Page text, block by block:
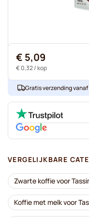
€ 5,09
€ 0,32/ kop
Gratis verzending
VERGELIJKBARE
Zwarte koffie voor
Koffie met melk voor